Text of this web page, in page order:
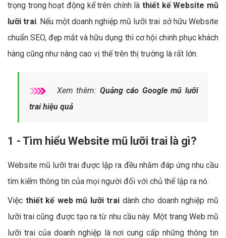
trọng trong hoạt động kể trên chính làthiết kế Website mũ
lưỡi trai. Nếu một doanh nghiệp mũ lưỡi trai sở hữu Website
chuẩn SEO, đẹp mắt và hữu dụng thì cơ hội chinh phục khách
hàng cũng như nâng cao vị thế trên thị trường là rất lớn.
Xem thêm: Quảng cáo Google mũ lưỡi
trai hiệu quả
1 - Tìm hiểu Website mũ lưỡi trai là gì?
Website mũ lưỡi trai được lập ra đều nhằm đáp ứng nhu cầu
tìm kiếm thông tin của mọi người đối với chủ thể lập ra nó.
Việc thiết kế web mũ lưỡi trai dành cho doanh nghiệp mũ
lưỡi trai cũng được tạo ra từ nhu cầu này. Một trang Web mũ
lưỡi trai của doanh nghiệp là nơi cung cấp những thông tin